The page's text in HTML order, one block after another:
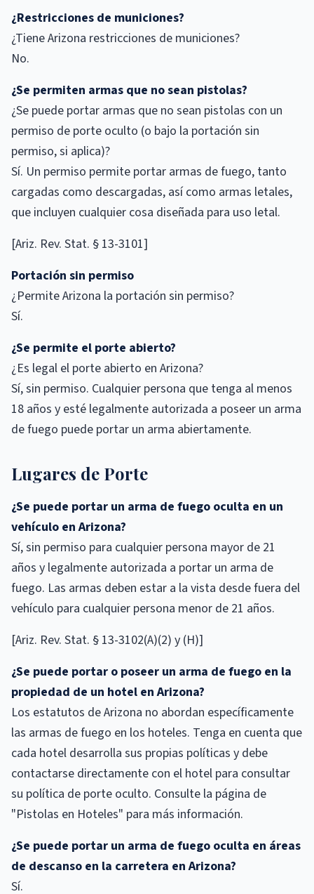
¿Restricciones de municiones?
¿Tiene Arizona restricciones de municiones?
No.
¿Se permiten armas que no sean pistolas?
¿Se puede portar armas que no sean pistolas con un
permiso de porte oculto (o bajo la portación sin
permiso, si aplica)?
Sí. Un permiso permite portar armas de fuego, tanto
cargadas como descargadas, así como armas letales,
que incluyen cualquier cosa diseñada para uso letal.
[Ariz. Rev. Stat. § 13-3101]
Portación sin permiso
¿Permite Arizona la portación sin permiso?
Sí.
¿Se permite el porte abierto?
¿Es legal el porte abierto en Arizona?
Sí, sin permiso. Cualquier persona que tenga al menos
18 años y esté legalmente autorizada a poseer un arma
de fuego puede portar un arma abiertamente.
Lugares de Porte
¿Se puede portar un arma de fuego oculta en un
vehículo en Arizona?
Sí, sin permiso para cualquier persona mayor de 21
años y legalmente autorizada a portar un arma de
fuego. Las armas deben estar a la vista desde fuera del
vehículo para cualquier persona menor de 21 años.
[Ariz. Rev. Stat. § 13-3102(A)(2) y (H)]
¿Se puede portar o poseer un arma de fuego en la
propiedad de un hotel en Arizona?
Los estatutos de Arizona no abordan específicamente
las armas de fuego en los hoteles. Tenga en cuenta que
cada hotel desarrolla sus propias políticas y debe
contactarse directamente con el hotel para consultar
su política de porte oculto. Consulte la página de
"Pistolas en Hoteles" para más información.
¿Se puede portar un arma de fuego oculta en áreas
de descanso en la carretera en Arizona?
Sí.